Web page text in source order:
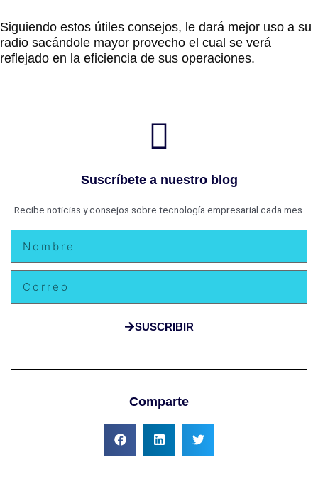
Siguiendo estos útiles consejos, le dará mejor uso a su
radio sacándole mayor provecho el cual se verá
reflejado en la eficiencia de sus operaciones.
Suscríbete a nuestro blog
Recibe noticias y consejos sobre tecnología empresarial cada mes.
SUSCRIBIR
Comparte